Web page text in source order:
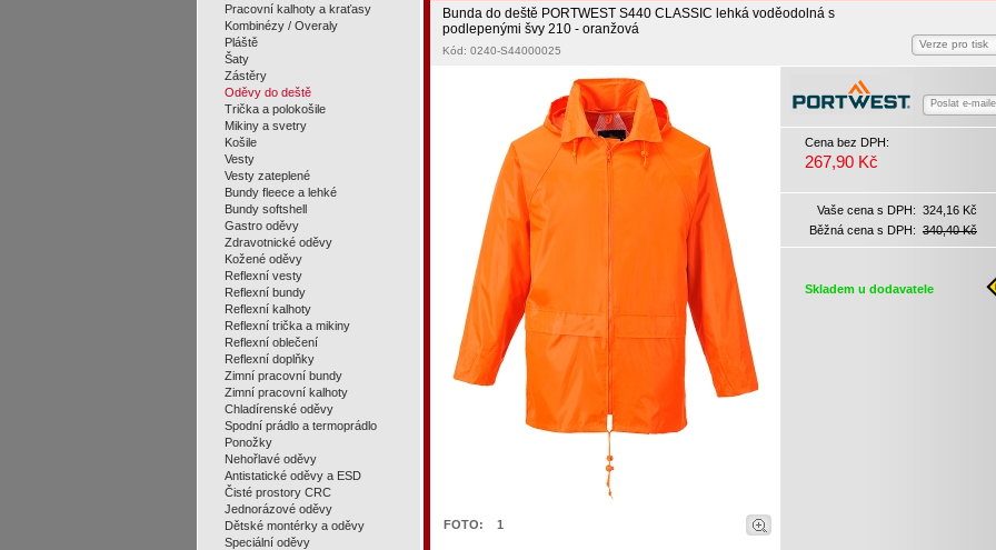
Pracovní kalhoty a kraťasy
Kombinézy / Overaly
Pláště
Šaty
Zástěry
Oděvy do deště
Trička a polokošile
Mikiny a svetry
Košile
Vesty
Vesty zateplené
Bundy fleece a lehké
Bundy softshell
Gastro oděvy
Zdravotnické oděvy
Kožené oděvy
Reflexní vesty
Reflexní bundy
Reflexní kalhoty
Reflexní trička a mikiny
Reflexní oblečení
Reflexní doplňky
Zimní pracovní bundy
Zimní pracovní kalhoty
Chladírenské oděvy
Spodní prádlo a termoprádlo
Ponožky
Nehořlavé oděvy
Antistatické oděvy a ESD
Čisté prostory CRC
Jednorázové oděvy
Dětské montérky a oděvy
Speciální oděvy
Bunda do deště PORTWEST S440 CLASSIC lehká voděodolná s
podlepenými švy 210 - oranžová
Kód: 0240-S44000025
Verze pro tisk
FOTO: 1
Poslat e-
Cena bez DPH:
267,90 Kč
Vaše cena s DPH: 324,16 Kč
Běžná cena s DPH: 340,40 Kč
Skladem u dodavatele